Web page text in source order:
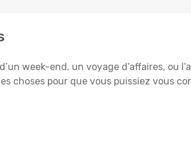
week-end, un voyage d’affaires, ou
choses pour que vous puissiez vous